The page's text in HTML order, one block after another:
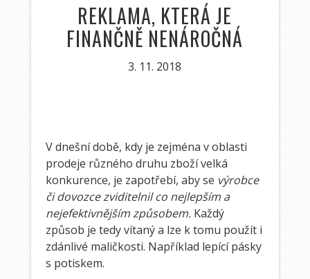
REKLAMA, KTERÁ JE
FINANČNĚ NENÁROČNÁ
3. 11. 2018
V dnešní době, kdy je zejména v oblasti
prodeje různého druhu zboží velká
konkurence, je zapotřebí, aby se výrobce
či dovozce zviditelnil co nejlepším a
nejefektivnějším způsobem. Každý
způsob je tedy vítaný a lze k tomu použít i
zdánlivé maličkosti. Například lepící pásky
s potiskem.